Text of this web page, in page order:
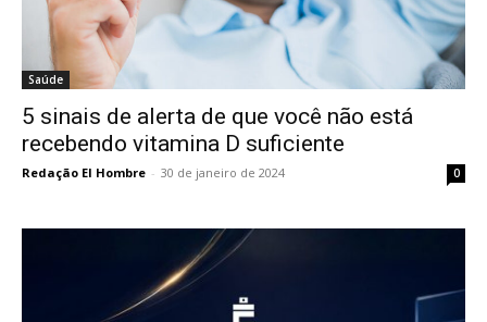
Saúde
5 sinais de alerta de que você não está
recebendo vitamina D suficiente
Redação El Hombre - 30 de janeiro de 2024 0